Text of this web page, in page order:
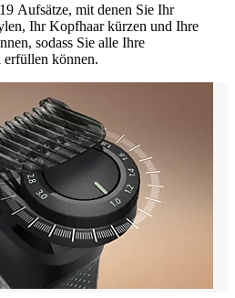
Aufsätze, mit denen Sie Ihr
Ihr Kopfhaar kürzen und Ihre
sodass Sie alle Ihre
erfüllen können.